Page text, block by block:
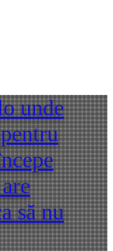
unde
să nu